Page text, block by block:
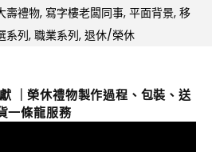
壽禮物, 寫字樓老闆同事, 平面背景, 移
系列, 職業系列, 退休/榮休
榮休禮物製作過程、包裝、送
一條龍服務